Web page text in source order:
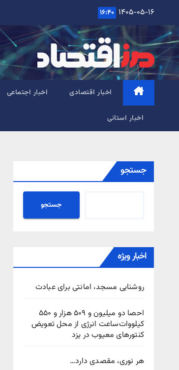
content
۱۴۰۵-۰۵-۱۶ ۱۶:۴۰
اخبار اقتصادی اخبار اجتماعی
اخبار استانی
جستجو
جستجو
اخبار ویژه
روشنایی مسجد، امانتی برای عبادت
احصا دو میلیون و ۵۰۹ هزار و ۵۵۰
کیلووات‌ساعت انرژی از محل تعویض
کنتورهای معیوب در یزد
هر نوری، مقصدی دارد…